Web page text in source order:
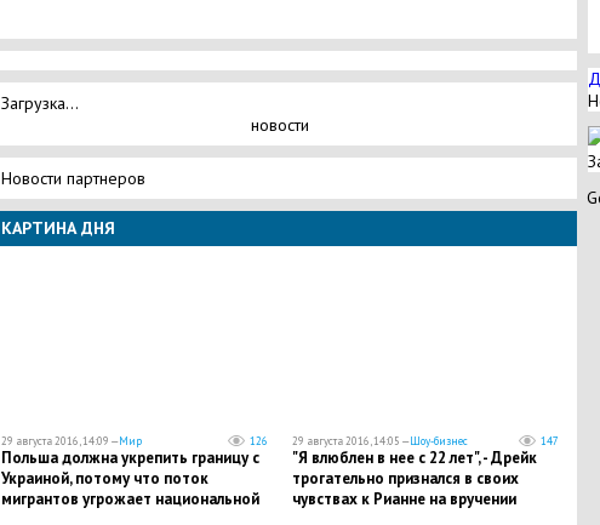
Загрузка...
новости
Новости партнеров
КАРТИНА ДНЯ
29 августа 2016, 14:09 —Мир 126
Польша должна укрепить границу с
Украиной, потому что поток
мигрантов угрожает национальной
29 августа 2016, 14:05 —Шоу-бизнес 147
"Я влюблен в нее с 22 лет", - Дрейк
трогательно признался в своих
чувствах к Рианне на вручении